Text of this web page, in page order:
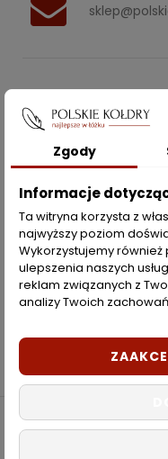
INFORMACJE
ZAKUPY
Moje konto
Opcje dostawy
Metody płatności
Zwroty i reklamacje
Zgody
Informacje
Ta witryna korzysta z
najwyższy poziom
Wykorzystujemy
ulepszenia naszych
reklam związanych z
analizy Twoich
Copyright ©